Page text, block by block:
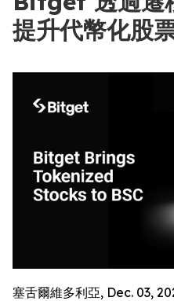
提升代幣化股
塞舌爾維多利亞, Dec. 03,